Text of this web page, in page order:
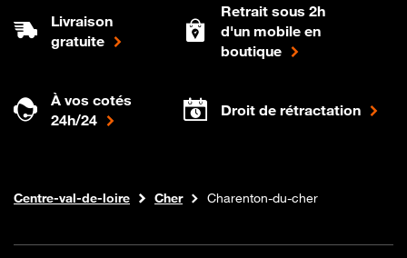
Livraison
gratuite
Retrait sous 2h
d'un mobile en
boutique
À vos cotés
24h/24
Droit de rétractation
Boutique Orange
Internet fibre
Centre-val-de-loire Cher Charenton-du-cher